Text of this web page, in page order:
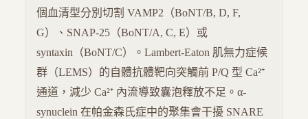
個血清型分別切割 VAMP2（BoNT/B, D, F,
G）、SNAP-25（BoNT/A, C, E）或
syntaxin（BoNT/C）。Lambert-Eaton 肌無力症候
群（LEMS）的自體抗體靶向突觸前 P/Q 型 Ca²⁺
通道，減少 Ca²⁺ 內流導致囊泡釋放不足。α-
synuclein 在帕金森氏症中的聚集會干擾 SNARE